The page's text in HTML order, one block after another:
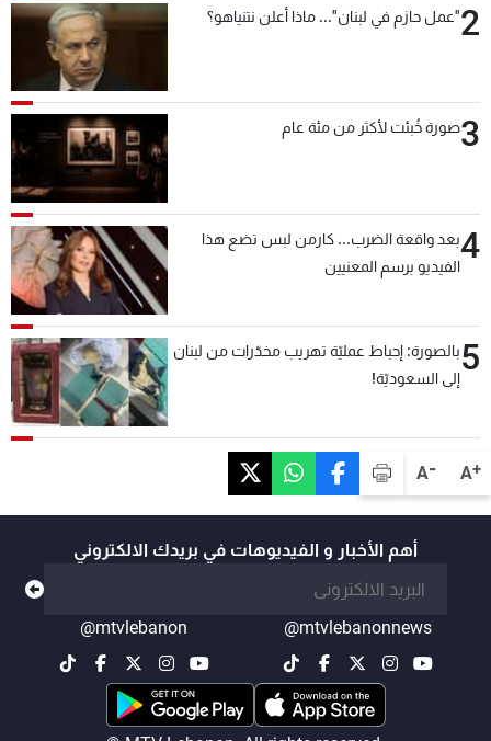
A+
A-
2"عمل حازم في لبنان"... ماذا أعلن نتنياهو؟
3صورة خُبئت لأكثر من مئة عام
4بعد واقعة الضرب... كارمن لبس تضع هذا
الفيديو برسم المعنيين
5بالصورة: إحباط عمليّة تهريب مخدّرات من لبنان
إلى السعوديّة!
أهم الأخبار و الفيديوهات في بريدك الالكتروني
@mtvlebanonnews
@mtvlebanon